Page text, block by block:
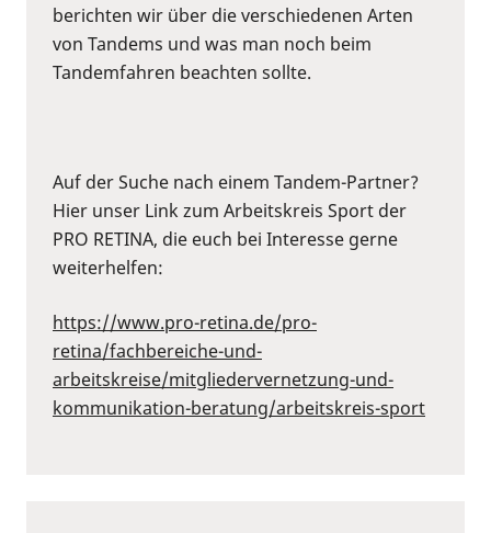
berichten wir über die verschiedenen Arten
von Tandems und was man noch beim
Tandemfahren beachten sollte.
Auf der Suche nach einem Tandem-Partner?
Hier unser Link zum Arbeitskreis Sport der
PRO RETINA, die euch bei Interesse gerne
weiterhelfen:
https://www.pro-retina.de/pro-
retina/fachbereiche-und-
arbeitskreise/mitgliedervernetzung-und-
kommunikation-beratung/arbeitskreis-sport